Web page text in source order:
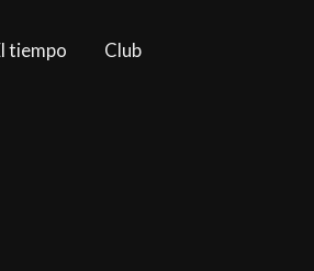
tiempo Club